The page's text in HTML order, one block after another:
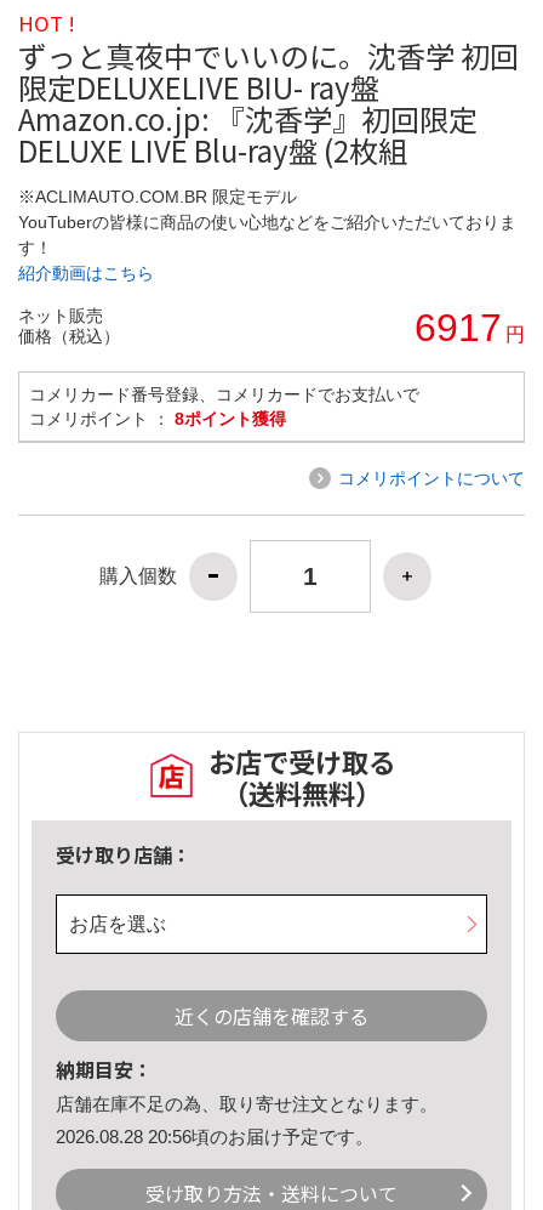
HOT !
ずっと真夜中でいいのに。沈香学 初回
限定DELUXELIVE BIU- ray盤
Amazon.co.jp: 『沈香学』初回限定
DELUXE LIVE Blu-ray盤 (2枚組
※ACLIMAUTO.COM.BR 限定モデル
YouTuberの皆様に商品の使い心地などをご紹介いただいておりま
す！
紹介動画はこちら
ネット販売
価格（税込）
6917 円
コメリカード番号登録、コメリカードでお支払いで
コメリポイント ： 8ポイント獲得
コメリポイントについて
購入個数
お店で受け取る
（送料無料）
受け取り店舗：
お店を選ぶ
近くの店舗を確認する
納期目安：
店舗在庫不足の為、取り寄せ注文となります。
2026.08.28 20:56頃のお届け予定です。
受け取り方法・送料について